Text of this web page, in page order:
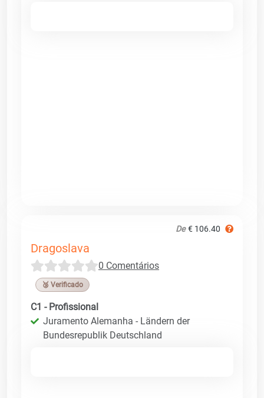
De € 106.40
Dragoslava
0 Comentários
🥉 Verificado
C1 - Profissional
Juramento Alemanha - Ländern der
Bundesrepublik Deutschland